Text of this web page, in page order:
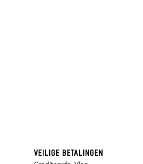
VEILIGE BETALINGEN